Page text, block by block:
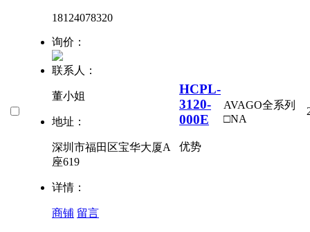
18124078320
询价：
联系人：
董小姐
地址：
深圳市福田区宝华大厦A
座619
详情：
商铺 留言
HCPL-
3120-
000E
优势
AVAGO全系列
□NA